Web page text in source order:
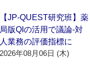
【JP-QUEST研究班】薬
局版QIの活用で議論‐対
人業務の評価指標に
2026年08月06日 (木)